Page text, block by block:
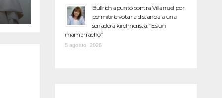
Bullrich apuntó contra Villarruel por
permitirle votar a distancia a una
senadora kirchnerista: “Es un
mamarracho”
5 agosto, 2026